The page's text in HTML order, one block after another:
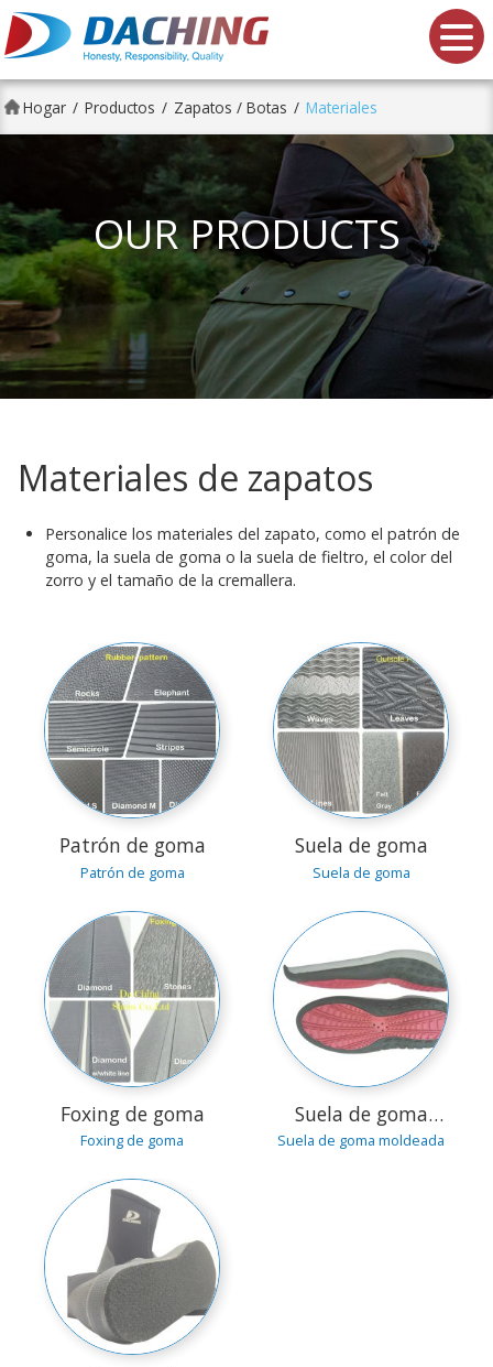
Da Ching shoes Co., Ltd.
Hogar Productos Zapatos / Botas Materiales
OUR PRODUCTS
Materiales de zapatos
Personalice los materiales del zapato, como el patrón de
goma, la suela de goma o la suela de fieltro, el color del
zorro y el tamaño de la cremallera.
Patrón de goma
Patrón de goma
Suela de goma
Suela de goma
Foxing de goma
Foxing de goma
Suela de goma
moldeada
Suela de goma moldeada